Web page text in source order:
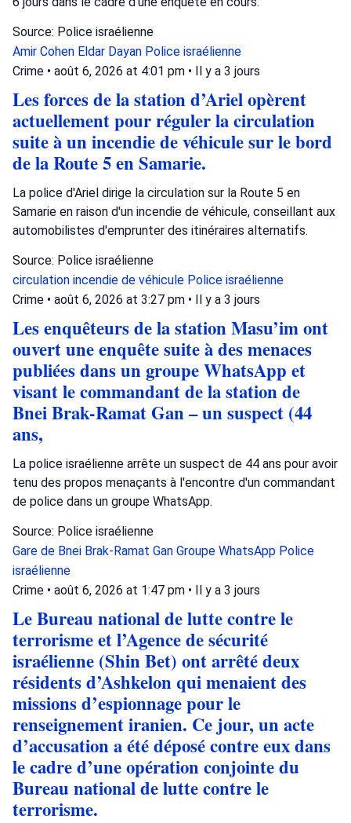
Source: Police israélienne
Amir Cohen Eldar Dayan Police israélienne
Crime • août 6, 2026 at 4:01 pm • Il y a 3 jours
Les forces de la station d’Ariel opèrent
actuellement pour réguler la circulation
suite à un incendie de véhicule sur le bord
de la Route 5 en Samarie.
La police d'Ariel dirige la circulation sur la Route 5 en
Samarie en raison d'un incendie de véhicule, conseillant aux
automobilistes d'emprunter des itinéraires alternatifs.
Source: Police israélienne
circulation incendie de véhicule Police israélienne
Crime • août 6, 2026 at 3:27 pm • Il y a 3 jours
Les enquêteurs de la station Masu’im ont
ouvert une enquête suite à des menaces
publiées dans un groupe WhatsApp et
visant le commandant de la station de
Bnei Brak-Ramat Gan – un suspect (44
ans,
La police israélienne arrête un suspect de 44 ans pour avoir
tenu des propos menaçants à l'encontre d'un commandant
de police dans un groupe WhatsApp.
Source: Police israélienne
Gare de Bnei Brak-Ramat Gan Groupe WhatsApp Police
israélienne
Crime • août 6, 2026 at 1:47 pm • Il y a 3 jours
Le Bureau national de lutte contre le
terrorisme et l’Agence de sécurité
israélienne (Shin Bet) ont arrêté deux
résidents d’Ashkelon qui menaient des
missions d’espionnage pour le
renseignement iranien. Ce jour, un acte
d’accusation a été déposé contre eux dans
le cadre d’une opération conjointe du
Bureau national de lutte contre le
terrorisme.